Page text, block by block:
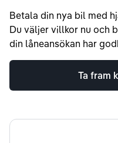
Betala din nya bil med
Du väljer villkor nu och
din låneansökan har
Ta fram